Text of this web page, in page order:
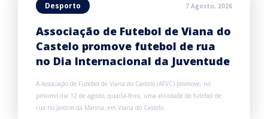
Desporto 7 Agosto, 2026
Associação de Futebol de Viana do
Castelo promove futebol de rua
no Dia Internacional da Juventude
A Associação de Futebol de Viana do Castelo (AFVC) promove, no
próximo dia 12 de agosto, quarta-feira, uma atividade de futebol de
rua no Jardim da Marina, em Viana do Castelo.